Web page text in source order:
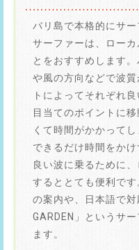
バリ島で本格的にサ
サーファーは、ロー
とをおすすめします
や風の方向などで波
トによってそれぞれ
目当てのポイントに
くて時間がかかって
できるだけ時間をか
良い波に乗るために
するととても便利で
の案内や、日本語で
GARDEN」というサ
ます。